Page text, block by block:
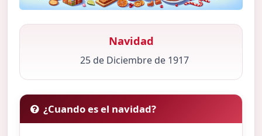
Navidad
25 de Diciembre de 1917
¿Cuando es el navidad?